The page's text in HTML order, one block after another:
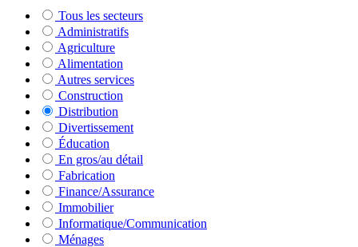
Tous les secteurs
Administratifs
Agriculture
Alimentation
Autres services
Construction
Distribution
Divertissement
Éducation
En gros/au détail
Fabrication
Finance/Assurance
Immobilier
Informatique/Communication
Ménages